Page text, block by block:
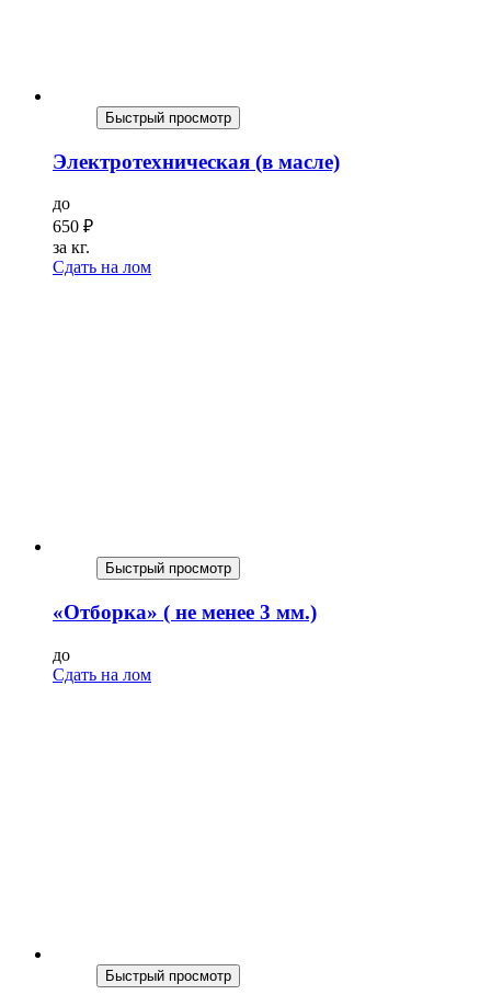
Быстрый просмотр
Электротехническая (в масле)
до
650 ₽
за кг.
Сдать на лом
Быстрый просмотр
«Отборка» ( не менее 3 мм.)
до
Сдать на лом
Быстрый просмотр